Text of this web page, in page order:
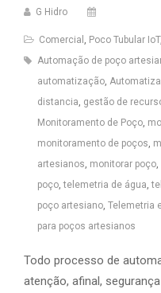
G Hidro
Comercial , Poco Tubular IoT,
Automação de poço
automatização,
distancia, gestão de
Monitoramento de Poço,
monitoramento de poços,
artesianos, monitorar poço,
poço,telemetria de água,
poço artesiano, Telemetria
para poços artesianos
Todo processo de
atenção, afinal,